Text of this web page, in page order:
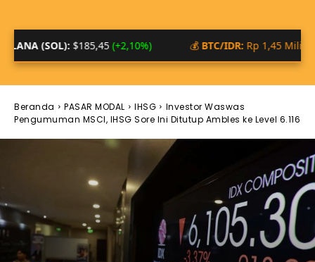
(+2,10%) 💰BTC/IDR: Rp 1,45 Miliar 📊
Beranda PASAR MODAL IHSG
Investor Waswas
Pengumuman MSCI, IHSG Sore Ini Ditutup Ambles ke Level 6.116